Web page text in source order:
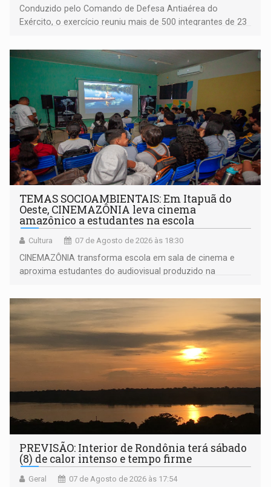
Conduzido pelo Comando de Defesa Antiaérea do
Exército, o exercício reuniu mais de 500 integrantes de 23
TEMAS SOCIOAMBIENTAIS: Em Itapuã do
Oeste, CINEMAZÔNIA leva cinema
amazônico a estudantes na escola
Cultura 07 de Agosto de 2026 às 18:30
CINEMAZÔNIA transforma escola em sala de cinema e
aproxima estudantes do audiovisual produzido na
PREVISÃO: Interior de Rondônia terá sábado
(8) de calor intenso e tempo firme
Geral 07 de Agosto de 2026 às 17:54